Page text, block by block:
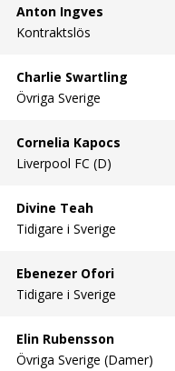
Anton Ingves
Kontraktslös
Charlie Swartling
Övriga Sverige
Cornelia Kapocs
Liverpool FC (D)
Divine Teah
Tidigare i Sverige
Ebenezer Ofori
Tidigare i Sverige
Elin Rubensson
Övriga Sverige (Damer)